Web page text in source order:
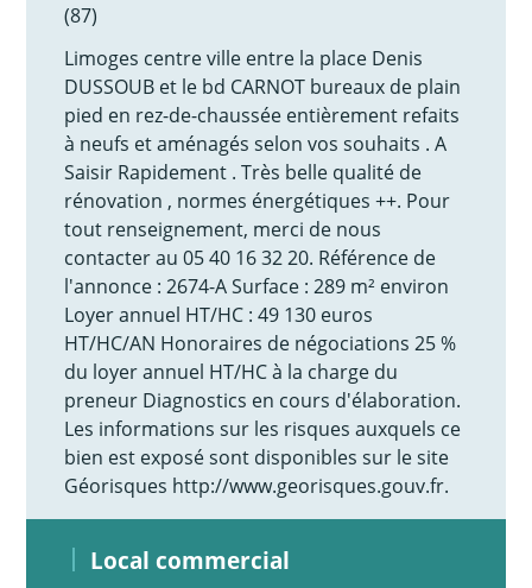
(87)
Limoges centre ville entre la place Denis
DUSSOUB et le bd CARNOT bureaux de plain
pied en rez-de-chaussée entièrement refaits
à neufs et aménagés selon vos souhaits . A
Saisir Rapidement . Très belle qualité de
rénovation , normes énergétiques ++. Pour
tout renseignement, merci de nous
contacter au 05 40 16 32 20. Référence de
l'annonce : 2674-A Surface : 289 m² environ
Loyer annuel HT/HC : 49 130 euros
HT/HC/AN Honoraires de négociations 25 %
du loyer annuel HT/HC à la charge du
preneur Diagnostics en cours d'élaboration.
Les informations sur les risques auxquels ce
bien est exposé sont disponibles sur le site
Géorisques http://www.georisques.gouv.fr.
Local commercial